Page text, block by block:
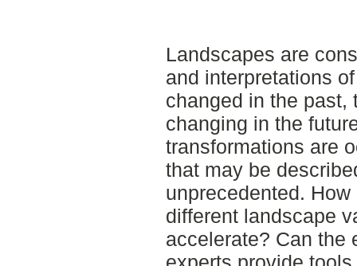
Landscapes are
and interpretations
changed in the past,
changing in the
transformations are
that may be
unprecedented.
different landscape
accelerate? Can the